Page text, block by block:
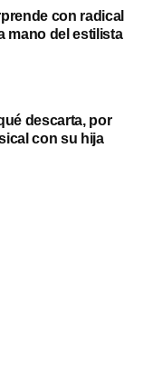
con radical
mano del estilista
descarta, por
con su hija